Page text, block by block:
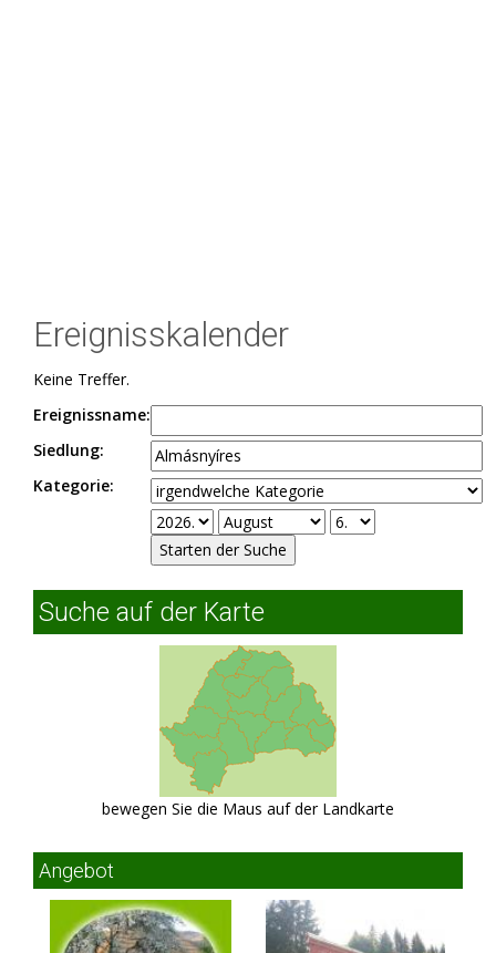
Ereignisskalender
Keine Treffer.
Ereignissname:
Siedlung:
Kategorie:
Suche auf der Karte
bewegen Sie die Maus auf der Landkarte
Angebot